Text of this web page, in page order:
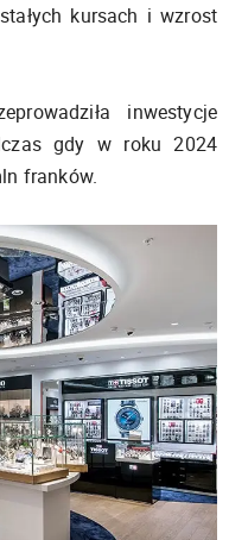
kursach i wzrost
inwestycje
gdy w roku 2024
franków.